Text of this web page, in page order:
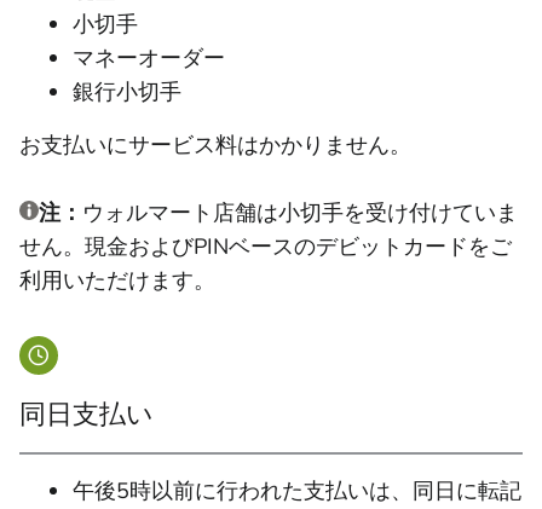
小切手
マネーオーダー
銀行小切手
お支払いにサービス料はかかりません。
注： ウォルマート店舗は小切手を受け付けていま
せん。現金およびPINベースのデビットカードをご
利用いただけます。
同日支払い
午後5時以前に行われた支払いは、同日に転記